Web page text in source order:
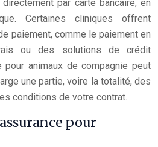
par carte bancaire, en
Certaines cliniques offrent
paiement, comme le paiement en
ou des solutions de crédit
pour animaux de compagnie peut
une partie, voire la totalité, des
conditions de votre contrat.
pour